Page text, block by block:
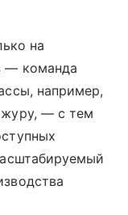
на
— команда
например,
— с тем